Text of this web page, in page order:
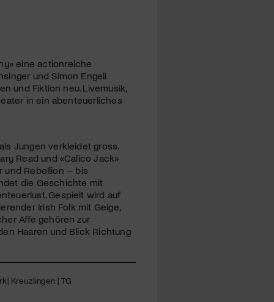
eine actionreiche
und Simon Engeli
und Fiktion neu. Livemusik,
in ein abenteuerliches
Jungen verkleidet gross.
Read und «Calico Jack»
und Rebellion – bis
die Geschichte mit
Gespielt wird auf
Irish Folk mit Geige,
Affe gehören zur
Haaren und Blick Richtung
Kreuzlingen | TG